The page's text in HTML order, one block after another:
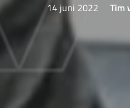
14 juni 2022 Tim